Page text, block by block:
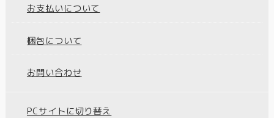
お支払いについて
梱包について
お問い合わせ
PCサイトに切り替え